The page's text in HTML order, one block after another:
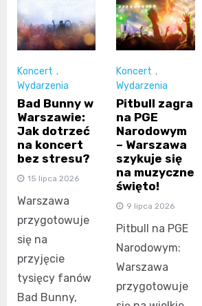
Koncert ,
Wydarzenia
Bad Bunny w
Warszawie:
Jak dotrzeć
na koncert
bez stresu?
15 lipca 2026
Warszawa
przygotowuje
się na
przyjęcie
tysięcy fanów
Bad Bunny,
Koncert ,
Wydarzenia
Pitbull zagra
na PGE
Narodowym
– Warszawa
szykuje się
na muzyczne
święto!
9 lipca 2026
Pitbull na PGE
Narodowym:
Warszawa
przygotowuje